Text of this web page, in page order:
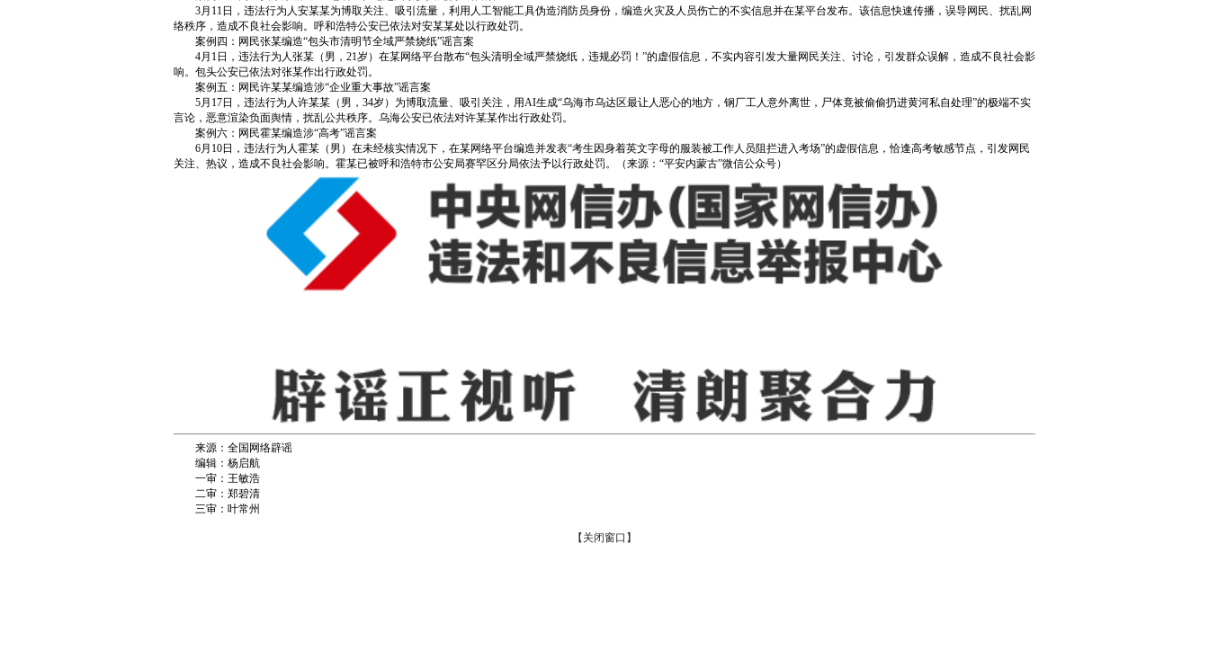
3月11日，违法行为人安某某为博取关注、吸引流量，利用人工智能工具伪造消防员身份，编造火灾及人员伤亡的不实信息并在某平台发布。该信息快速传播，误导网民、扰乱网
络秩序，造成不良社会影响。呼和浩特公安已依法对安某某处以行政处罚。
案例四：网民张某编造“包头市清明节全域严禁烧纸”谣言案
4月1日，违法行为人张某（男，21岁）在某网络平台散布“包头清明全域严禁烧纸，违规必罚！”的虚假信息，不实内容引发大量网民关注、讨论，引发群众误解，造成不良社会影
响。包头公安已依法对张某作出行政处罚。
案例五：网民许某某编造涉“企业重大事故”谣言案
5月17日，违法行为人许某某（男，34岁）为博取流量、吸引关注，用AI生成“乌海市乌达区最让人恶心的地方，钢厂工人意外离世，尸体竟被偷偷扔进黄河私自处理”的极端不实
言论，恶意渲染负面舆情，扰乱公共秩序。乌海公安已依法对许某某作出行政处罚。
案例六：网民霍某编造涉“高考”谣言案
6月10日，违法行为人霍某（男）在未经核实情况下，在某网络平台编造并发表“考生因身着英文字母的服装被工作人员阻拦进入考场”的虚假信息，恰逢高考敏感节点，引发网民
关注、热议，造成不良社会影响。霍某已被呼和浩特市公安局赛罕区分局依法予以行政处罚。（来源：“平安内蒙古”微信公众号）
来源：全国网络辟谣
编辑：杨启航
一审：王敏浩
二审：郑碧清
三审：叶常州
【关闭窗口】